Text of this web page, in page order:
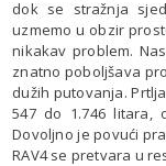
dok se stražnja
uzmemo u obzir
nikakav problem.
znatno poboljšava
dužih putovanja.
547 do 1.746 litara,
Dovoljno je povući
RAV4 se pretvara u